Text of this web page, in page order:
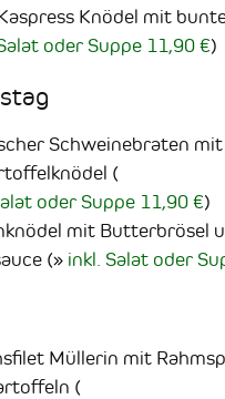
Knödel mit
oder Suppe 11,90 €)
Schweinebraten
(
oder Suppe 11,90 €)
mit Butterbrösel
( inkl. Salat oder
Müllerin mit
(